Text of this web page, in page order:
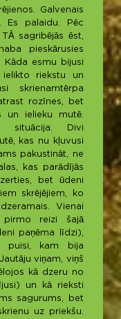
Galvenais
Es palaidu. Pēc
sagribējās ēst,
pieskārusies
Kāda esmu bijusi
riekstu un
skrienamtērpa
rozīnes, bet
un ielieku mutē.
situācija. Divi
kas nu kļuvusi
pakustināt, ne
kas parādījās
bet ūdeni
skrējējiem, ko
Vienai
reizi šajā
paņēma līdzi),
puisi, kam bija
viņam, viņš
kā dzeru no
un kā rieksti
sagurums, bet
uz priekšu.